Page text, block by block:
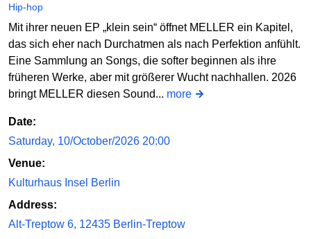
Hip-hop
Mit ihrer neuen EP „klein sein“ öffnet MELLER ein Kapitel,
das sich eher nach Durchatmen als nach Perfektion anfühlt.
Eine Sammlung an Songs, die softer beginnen als ihre
früheren Werke, aber mit größerer Wucht nachhallen. 2026
bringt MELLER diesen Sound... more
Date:
Saturday, 10/October/2026 20:00
Venue:
Kulturhaus Insel Berlin
Address:
Alt-Treptow 6, 12435 Berlin-Treptow